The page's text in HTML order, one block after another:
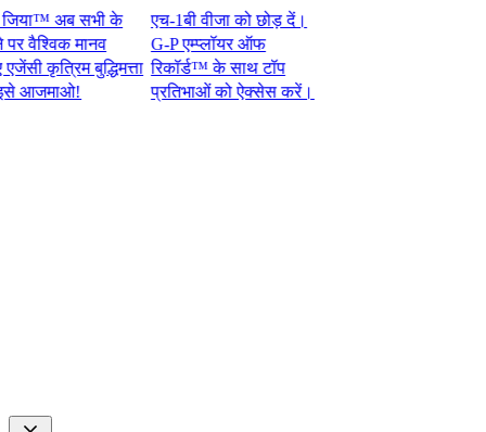
अब सभी के
मानव
बुद्धिमत्ता
एच-1बी वीजा को छोड़ दें।
G-P एम्प्लॉयर ऑफ
रिकॉर्ड™ के साथ टॉप
प्रतिभाओं को ऐक्सेस करें।​​